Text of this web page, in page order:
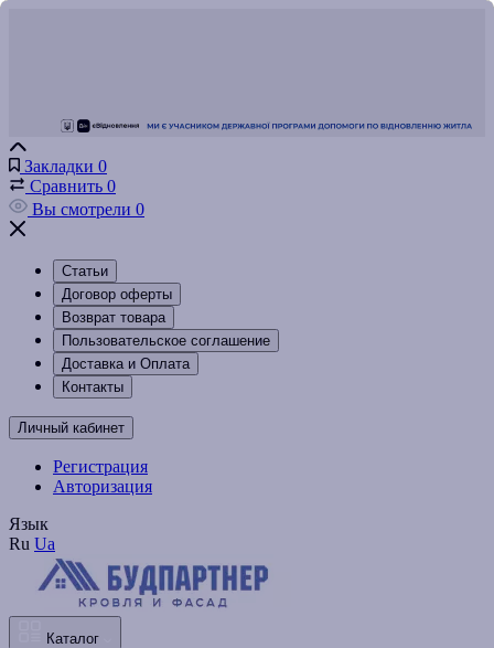
Закладки 0
Сравнить 0
Вы смотрели 0
Статьи
Договор оферты
Возврат товара
Пользовательское соглашение
Доставка и Оплата
Контакты
Личный кабинет
Регистрация
Авторизация
Язык
Ru Ua
Каталог